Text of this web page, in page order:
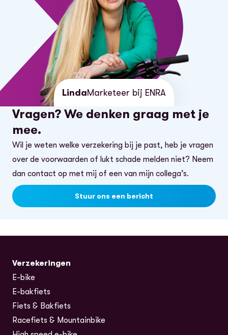
LindaMarketeer bij ENRA
Vragen? We denken graag met je
mee.
Wil je weten welke verzekering bij je past, heb je vragen
over de voorwaarden of lukt schade melden niet? Neem
dan contact op met mij of een van mijn collega’s.
Stuur ons een bericht
Verzekeringen
E-bike
E-bakfiets
Fiets & Bakfiets
Racefiets & Mountainbike